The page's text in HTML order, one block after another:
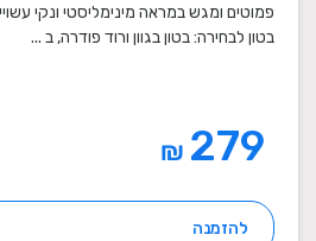
מבטון, מתנה לבית
פמוטים ומגש במראה מינימליסטי ונקי
בטון לבחירה: בטון בגוון ורוד פודרה, ב ...
₪
להזמנה